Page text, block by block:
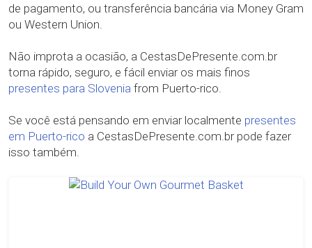
de pagamento, ou transferência bancária via Money Gram
ou Western Union.
Não improta a ocasião, a CestasDePresente.com.br
torna rápido, seguro, e fácil enviar os mais finos
presentes para Slovenia from Puerto-rico.
Se você está pensando em enviar localmente presentes
em Puerto-rico a CestasDePresente.com.br pode fazer
isso também.